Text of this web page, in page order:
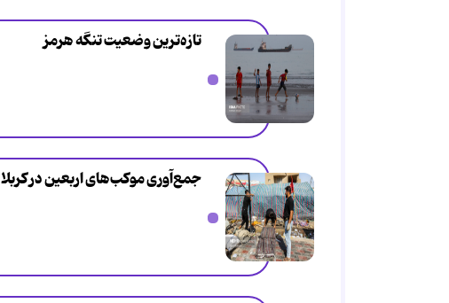
تازه‌ترین وضعیت تنگه هرمز
جمع‌آوری موکب‌های اربعین در کربلا